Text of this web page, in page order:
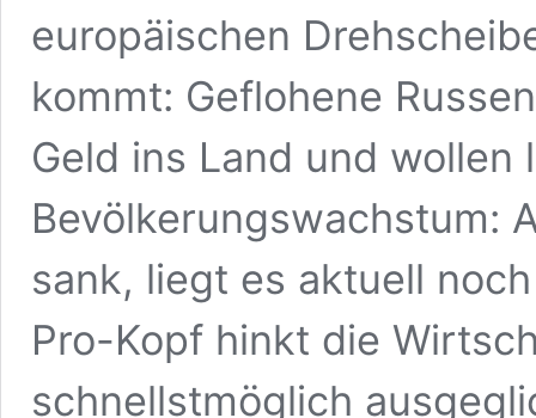
europäischen
kommt: Geflohene
Geld ins Land und
Bevölkerungswachstum:
sank, liegt es aktuell
Pro-Kopf hinkt die
schnellstmöglich